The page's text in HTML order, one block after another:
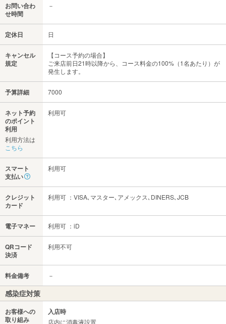
お問い合わ
せ時間
－
定休日 日
キャンセル
規定
【コース予約の場合】
ご来店前日21時以降から、コース料金の100%（1名あたり）が
発生します。
予算詳細 7000
ネット予約
のポイント
利用
利用方法は
こちら
利用可
スマート
支払い
利用可
クレジット
カード
利用可 ：VISA､マスター､アメックス､DINERS､JCB
電子マネー 利用可 ：iD
QRコード
決済
利用不可
料金備考 －
感染症対策
お客様への
取り組み
入店時
店内に消毒液設置